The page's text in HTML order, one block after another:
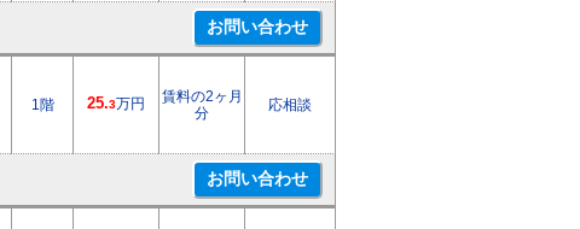
1階 25.3万円
賃料の2ヶ月
分
応相談